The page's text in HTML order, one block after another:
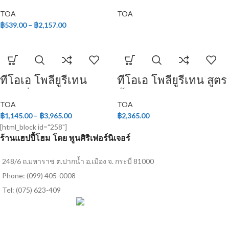
TOA
฿539.00 – ฿2,157.00
TOA
ทีโอเอ โพลียูรีเทน
ส่วน
TOA
฿1,145.00 – ฿3,965.00
ทีโอเอ โพลียูรีเทน สูตร
ภายใน
TOA
฿2,365.00
[html_block id="258"]
ร้านแฮปปี้โฮม โดย พูนศิริเฟอร์นิเจอร์
248/6 ถ.มหาราช ต.ปากน้ำ อ.เมือง จ. กระบี่ 81000
Phone: (099) 405-0008
Tel: (075) 623-409